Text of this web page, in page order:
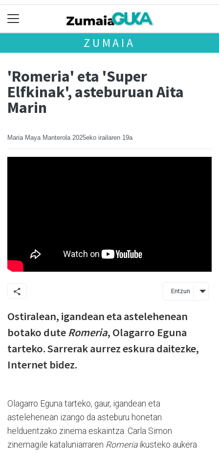
ZUMAIA
'Romeria' eta 'Super
Elfkinak', asteburuan Aita
Marin
Maria Maya Manterola 2025eko irailaren 19a
Entzun
Ostiralean, igandean eta astelehenean
botako dute Romeria, Olagarro Eguna
tarteko. Sarrerak aurrez eskura daitezke,
Internet bidez.
Olagarro Eguna tarteko, gaur, igandean eta
astelehenean izango da asteburu honetan
helduentzako zinema eskaintza. Carla Simon
zinemagile kataluniarraren Romeriaikusteko aukera